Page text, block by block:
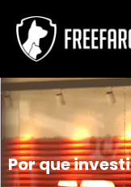
Por que